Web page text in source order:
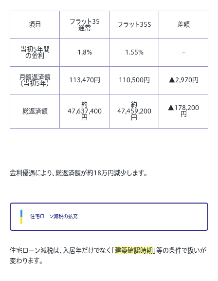
項目
フラット35
通常
フラット35S 差額
当初5年間
の金利
1.8% 1.55% –
月額返済額
（当初5年）
113,470円 110,500円 ▲2,970円
総返済額
約
47,637,400
円
約
47,459,200
円
▲178,200
円
金利優遇により、総返済額が約18万円減少します。
住宅ローン減税の拡充
住宅ローン減税は、入居年だけでなく「 建築確認時期 」等の条件で扱いが
変わります。